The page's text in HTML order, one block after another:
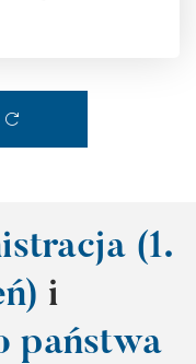
(1.
i
państwa